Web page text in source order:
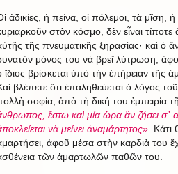
ἀδικίες, ἡ πείνα, οἱ πόλεμοι, τὰ μῖση,
στὸν κόσμο, δὲν εἶναι
τῆς πνευματικῆς ξηρασίας· καὶ ὁ
μόνος του νὰ βρεῖ λύτρωση,
ἴδιος βρίσκεται ὑπὸ τὴν ἐπήρειαν τῆς
βλέπετε ὅτι ἐπαληθεύεται ὁ λόγος
σοφία, ἀπὸ τὴ δική του ἐμπειρία
ἔστω καὶ μία ὥρα ἂν ζήσει σ᾿
νὰ μείνει ἀναμάρτητος» .
ἀφοῦ μέσα στὴν καρδιὰ του
τῶν ἁμαρτωλῶν παθῶν του.